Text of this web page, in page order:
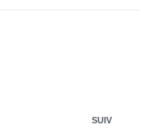
SUIV